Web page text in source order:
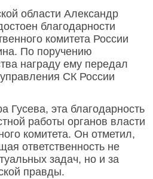
области Александр
благодарности
комитета России
По поручению
награду ему передал
СК России
Гусева, эта благодарность
работы органов власти
комитета. Он отметил,
ответственность не
задач, но и за
правды.